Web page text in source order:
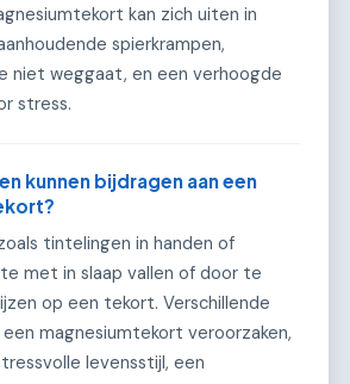
kan zich uiten in
spierkrampen,
niet weggaat, en een verhoogde
stress.
kunnen bijdragen aan een
tintelingen in handen of
met in slaap vallen of door te
op een tekort. Verschillende
magnesiumtekort veroorzaken,
levensstijl, een